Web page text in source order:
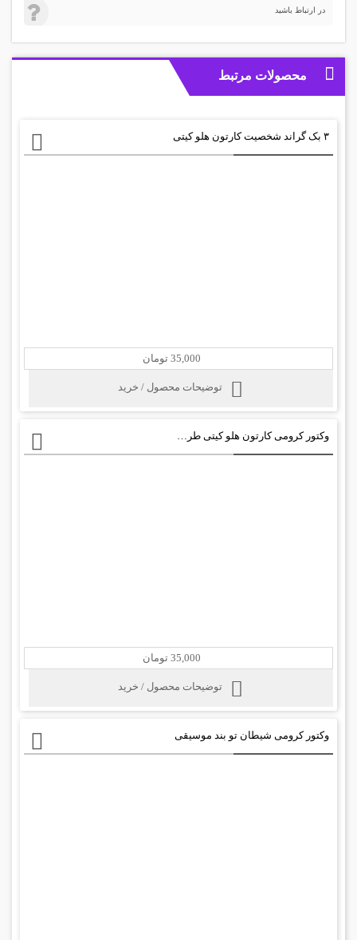
در ارتباط باشید
محصولات مرتبط
۳ بک گراند شخصیت کارتون هلو کیتی
35,000 تومان
توضیحات محصول / خرید
35,000 تومان
توضیحات محصول / خرید
وکتور کرومی شیطان تو بند موسیقی